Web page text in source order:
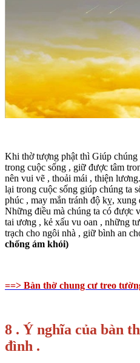
Khi thờ tượng phật thì Giúp
trong cuộc sống , giữ được tâm
nên vui vẽ , thoải mái , thiện
lại trong cuộc sống giúp chúng ta
phúc , may mắn tránh độ kỵ,
Những điều mà chúng ta có được
tai ương , kẻ xấu vu oan , những
trạch cho ngôi nhà , giữ bình an
chống ám khói)
==> Bàn thờ chung cư treo
8 . Ý nghĩa của bàn
đình .